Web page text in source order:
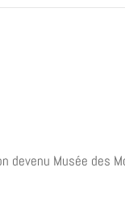
devenu Musée des